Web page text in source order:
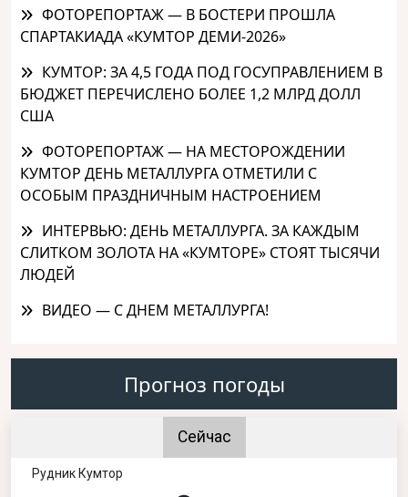
ФОТОРЕПОРТАЖ — В БОСТЕРИ ПРОШЛА
СПАРТАКИАДА «КУМТОР ДЕМИ-2026»
КУМТОР: ЗА 4,5 ГОДА ПОД ГОСУПРАВЛЕНИЕМ В
БЮДЖЕТ ПЕРЕЧИСЛЕНО БОЛЕЕ 1,2 МЛРД ДОЛЛ
США
ФОТОРЕПОРТАЖ — НА МЕСТОРОЖДЕНИИ
КУМТОР ДЕНЬ МЕТАЛЛУРГА ОТМЕТИЛИ С
ОСОБЫМ ПРАЗДНИЧНЫМ НАСТРОЕНИЕМ
ИНТЕРВЬЮ: ДЕНЬ МЕТАЛЛУРГА. ЗА КАЖДЫМ
СЛИТКОМ ЗОЛОТА НА «КУМТОРЕ» СТОЯТ ТЫСЯЧИ
ЛЮДЕЙ
ВИДЕО — С ДНЕМ МЕТАЛЛУРГА!
Прогноз погоды
Сейчас
Рудник Кумтор